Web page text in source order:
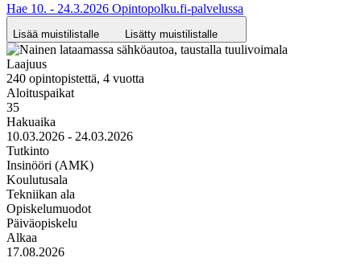
Hae 10. - 24.3.2026 Opintopolku.fi-palvelussa
Lisää muistilistalle Lisätty muistilistalle
Laajuus
240 opintopistettä, 4 vuotta
Aloituspaikat
35
Hakuaika
10.03.2026 - 24.03.2026
Tutkinto
Insinööri (AMK)
Koulutusala
Tekniikan ala
Opiskelumuodot
Päiväopiskelu
Alkaa
17.08.2026